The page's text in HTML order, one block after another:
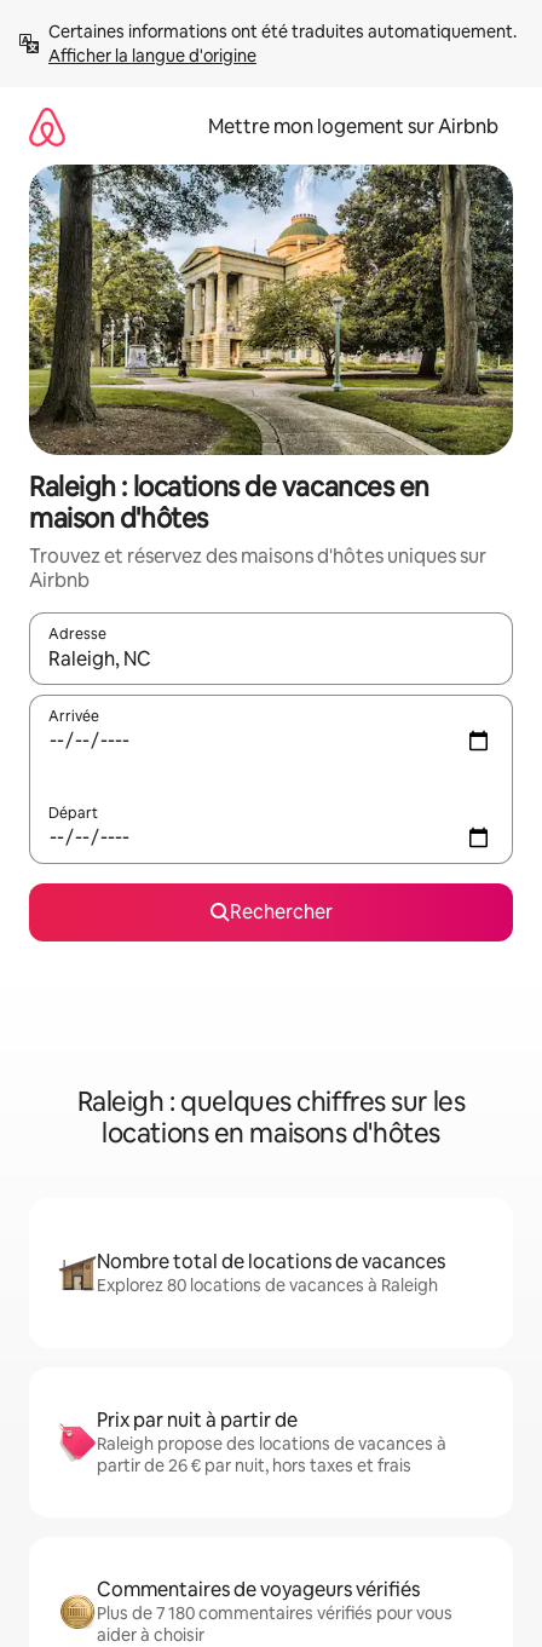
directement
Afficher la langue d'origine
Mettre mon logement sur Airbnb
Raleigh : locations de vacances en
maison d'hôtes
Trouvez et réservez des maisons d'hôtes uniques sur
Airbnb
Adresse
Lorsque les résultats s'affichent, utilisez les flèches vers le
Arrivée
Départ
Rechercher
Raleigh : quelques chiffres sur les
locations en maisons d'hôtes
Nombre total de locations de vacances
Explorez 80 locations de vacances à Raleigh
Prix par nuit à partir de
Raleigh propose des locations de vacances à
partir de 26 € par nuit, hors taxes et frais
Commentaires de voyageurs vérifiés
Plus de 7 180 commentaires vérifiés pour vous
aider à choisir